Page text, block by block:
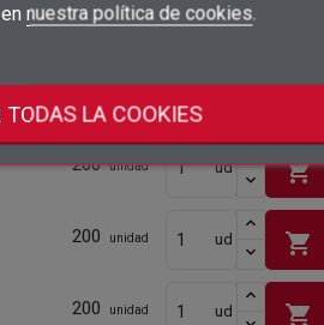
add_circle_outline
Crear lista de deseos
nuestra política de cookies.
TODAS LA COOKIES
Cantidad mínima
200 unidad
Cantidad mínima
200 unidad ud shopping_cart
200 unidad ud shopping_cart
200 unidad ud shopping_cart